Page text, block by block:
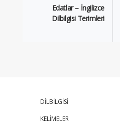
Edatlar – İngilizce
Dilbilgisi Terimleri
DİLBİLGİSİ
KELİMELER